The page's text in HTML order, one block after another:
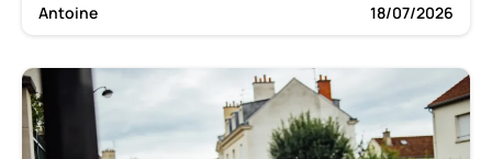
Antoine 18/07/2026